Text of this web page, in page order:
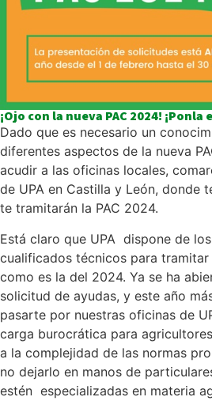
¡Ojo con la nueva PAC 2024! ¡Ponla
Dado que es necesario un
diferentes aspectos de la nueva
acudir a las oficinas locales,
de UPA en Castilla y León, donde
te tramitarán la PAC 2024.
Está claro que UPA dispone de
cualificados técnicos para tramitar
como es la del 2024. Ya se ha
solicitud de ayudas, y este año
pasarte por nuestras oficinas de
carga burocrática para
a la complejidad de las normas
no dejarlo en manos de
estén especializadas en materia